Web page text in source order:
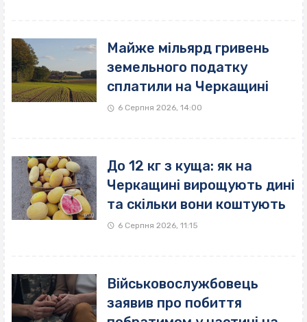
Майже мільярд гривень
земельного податку
сплатили на Черкащині
6 Серпня 2026, 14:00
До 12 кг з куща: як на
Черкащині вирощують дині
та скільки вони коштують
6 Серпня 2026, 11:15
Військовослужбовець
заявив про побиття